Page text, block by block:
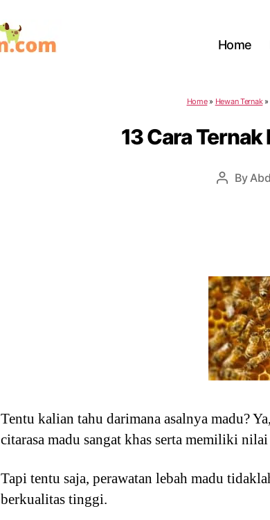
Home
Home» Hewan Ternak»
13 Cara
Post
By
Tentu kalian tahu darimana asalnya madu?
citarasa madu sangat khas serta memiliki
Tapi tentu saja, perawatan lebah madu
berkualitas tinggi.